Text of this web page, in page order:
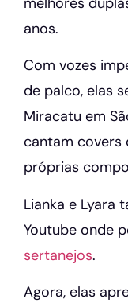
anos.
Com vozes
de palco, elas
Miracatu em
cantam covers
próprias
Lianka e Lyara
Youtube onde
sertanejos.
Agora, elas